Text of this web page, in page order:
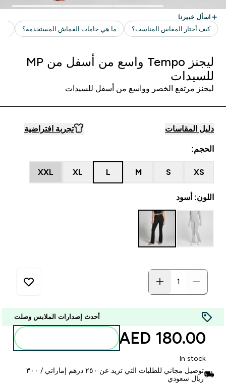
ليجنز Tempo واسع من أسفل من MP
للسيدات
ليجنز مرتفع الخصر وواسع من أسفل للسيدات
دليل المقاسات تجربة افتراضية
الحجم:
XS
S
M
L
XL
XXL
اللون: أسود
أحدث إصدارات الملابس وصلت
180.00 AED‎
In stock
توصيل مجاني للطلبات التي تزيد عن ٢٥٠ درهم إماراتي / ٣٠٠
ريال سعودي